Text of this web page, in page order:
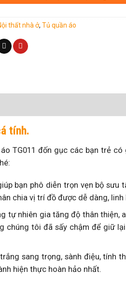
thất nhà ở, Tủ quần áo
tính.
TG011 đốn gục các bạn trẻ
bạn phô diễn trọn vẹn bộ
chia vị trí đồ được dễ dàng, linh
tự nhiên gia tăng độ thân thiện,
chúng tôi đã sấy chậm để giữ
sang trọng, sành điệu, tính
hiện thực hoàn hảo nhất.